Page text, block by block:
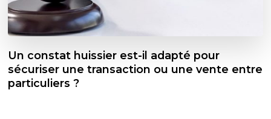
Un constat huissier est-il adapté pour
sécuriser une transaction ou une vente entre
particuliers ?